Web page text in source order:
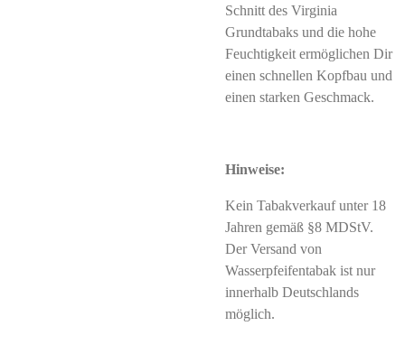
Schnitt des Virginia
Grundtabaks und die hohe
Feuchtigkeit ermöglichen Dir
einen schnellen Kopfbau und
einen starken Geschmack.
Hinweise:
Kein Tabakverkauf unter 18
Jahren gemäß §8 MDStV.
Der Versand von
Wasserpfeifentabak ist nur
innerhalb Deutschlands
möglich.